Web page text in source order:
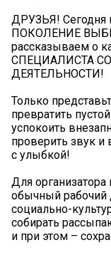
ДРУЗЬЯ! Сегодня
ПОКОЛЕНИЕ
рассказываем о
СПЕЦИАЛИСТА
ДЕЯТЕЛЬНОСТИ!
Только
превратить
успокоить
проверить звук и
с улыбкой!
Для организатора
обычный
социально-
собирать
и при этом –